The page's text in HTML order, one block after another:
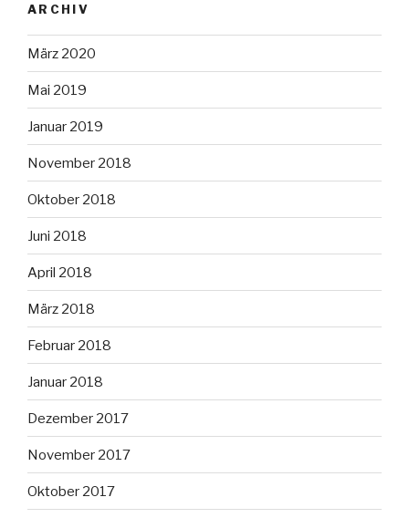
ARCHIV
März 2020
Mai 2019
Januar 2019
November 2018
Oktober 2018
Juni 2018
April 2018
März 2018
Februar 2018
Januar 2018
Dezember 2017
November 2017
Oktober 2017